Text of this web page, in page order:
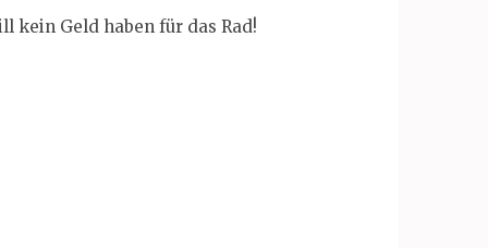
kein Geld haben für das Rad!